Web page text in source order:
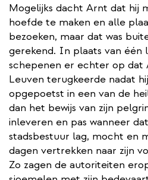
Mogelijks dacht Arnt dat hij
hoefde te maken en alle
bezoeken, maar dat was
gerekend. In plaats van één
schepenen er echter op dat
Leuven terugkeerde nadat
opgepoetst in een van de
dan het bewijs van zijn
inleveren en pas wanneer
stadsbestuur lag, mocht en
dagen vertrekken naar zijn
Zo zagen de autoriteiten